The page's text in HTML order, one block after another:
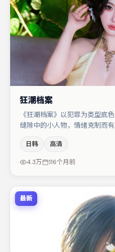
狂潮档案
《狂潮档案》以犯罪为类型底
缝隙中的小人物，情绪克制而
阵容包括谭卓、裴斗娜、黄渤
喜欢抠台词与伏笔的观众。若
日韩 高清
4.3万 116个月前
最新